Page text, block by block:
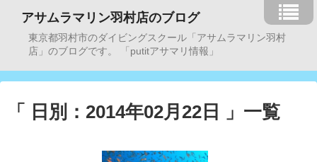
アサムラマリン羽村店のブログ
東京都羽村市のダイビングスクール「アサムラマリン羽村
店」のブログです。 「putitアサマリ情報」
「 日別：2014年02月22日 」一覧